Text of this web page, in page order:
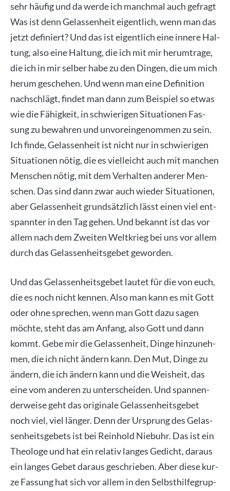
sehr häu­fig und da wer­de ich manch­mal auch gefragt
Was ist denn Gelas­sen­heit eigent­lich, wenn man das
jetzt defi­niert? Und das ist eigent­lich eine inne­re Hal­
tung, also eine Hal­tung, die ich mit mir her­um­tra­ge,
die ich in mir sel­ber habe zu den Din­gen, die um mich
her­um gesche­hen. Und wenn man eine Defi­ni­ti­on
nach­schlägt, fin­det man dann zum Bei­spiel so etwas
wie die Fähig­keit, in schwie­ri­gen Situa­tio­nen Fas­
sung zu bewah­ren und unvor­ein­ge­nom­men zu sein.
Ich fin­de, Gelas­sen­heit ist nicht nur in schwie­ri­gen
Situa­tio­nen nötig, die es viel­leicht auch mit man­chen
Men­schen nötig, mit dem Ver­hal­ten ande­rer Men­
schen. Das sind dann zwar auch wie­der Situa­tio­nen,
aber Gelas­sen­heit grund­sätz­lich lässt einen viel ent­
spann­ter in den Tag gehen. Und bekannt ist das vor
allem nach dem Zwei­ten Welt­krieg bei uns vor allem
durch das Gelas­sen­heits­ge­bet gewor­den.
Und das Gelas­sen­heits­ge­bet lau­tet für die von euch,
die es noch nicht ken­nen. Also man kann es mit Gott
oder ohne spre­chen, wenn man Gott dazu sagen
möch­te, steht das am Anfang, also Gott und dann
kommt. Gebe mir die Gelas­sen­heit, Din­ge hin­zu­neh­
men, die ich nicht ändern kann. Den Mut, Din­ge zu
ändern, die ich ändern kann und die Weis­heit, das
eine vom ande­ren zu unter­schei­den. Und span­nen­
der­wei­se geht das ori­gi­na­le Gelas­sen­heits­ge­bet
noch viel, viel län­ger. Denn der Ursprung des Gelas­
sen­heits­ge­bets ist bei Rein­hold Nie­buhr. Das ist ein
Theo­lo­ge und hat ein rela­tiv lan­ges Gedicht, dar­aus
ein lan­ges Gebet dar­aus geschrie­ben. Aber die­se kur­
ze Fas­sung hat sich vor allem in den Selbst­hil­fe­grup­